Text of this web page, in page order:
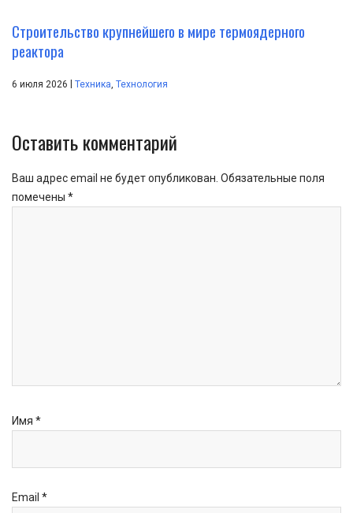
Строительство крупнейшего в мире термоядерного
реактора
6 июля 2026 Техника, Технология
Оставить комментарий
Ваш адрес email не будет опубликован. Обязательные поля
помечены *
Имя *
Email *